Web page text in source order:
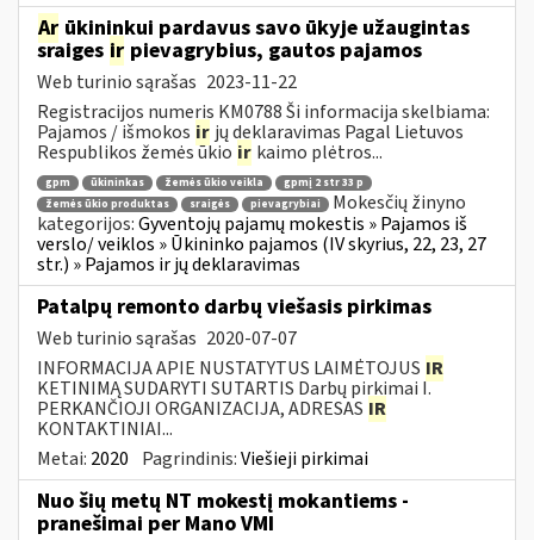
Ar ūkininkui pardavus savo ūkyje užaugintas
sraiges ir pievagrybius, gautos pajamos
Web turinio sąrašas 2023-11-22
Registracijos numeris KM0788 Ši informacija skelbiama:
Pajamos / išmokos ir jų deklaravimas Pagal Lietuvos
Respublikos žemės ūkio ir kaimo plėtros...
gpm ūkininkas žemės ūkio veikla
gpmį 2 str 33 p
žemės ūkio produktas
sraigės pievagrybiai
Mokesčių žinyno
kategorijos:Gyventojų pajamų mokestis » Pajamos iš
verslo/ veiklos » Ūkininko pajamos (IV skyrius, 22, 23, 27
str.) » Pajamos ir jų deklaravimas
Patalpų remonto darbų viešasis pirkimas
Web turinio sąrašas 2020-07-07
INFORMACIJA APIE NUSTATYTUS LAIMĖTOJUS IR
KETINIMĄ SUDARYTI SUTARTIS Darbų pirkimai I.
PERKANČIOJI ORGANIZACIJA, ADRESAS IR
KONTAKTINIAI...
Metai: 2020 Pagrindinis:Viešieji pirkimai
Nuo šių metų NT mokestį mokantiems -
pranešimai per Mano VMI